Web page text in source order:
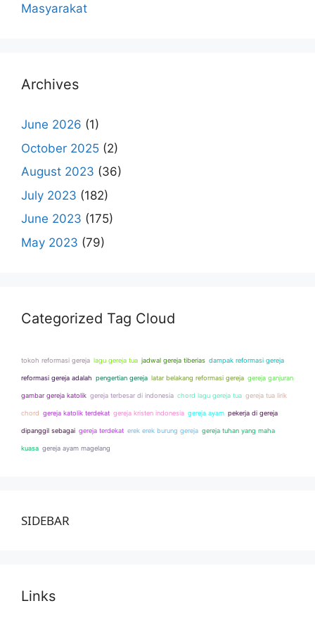
Masyarakat
Archives
June 2026 (1)
October 2025 (2)
August 2023 (36)
July 2023 (182)
June 2023 (175)
May 2023 (79)
Categorized Tag Cloud
tokoh reformasi gereja lagu gereja tua jadwal gereja tiberias dampak reformasi gereja
reformasi gereja adalah pengertian gereja latar belakang reformasi gereja gereja ganjuran
gambar gereja katolik gereja terbesar di indonesia chord lagu gereja tua gereja tua lirik
chord gereja katolik terdekat gereja kristen indonesia gereja ayam pekerja di gereja
dipanggil sebagai gereja terdekat erek erek burung gereja gereja tuhan yang maha
kuasa gereja ayam magelang
SIDEBAR
Links